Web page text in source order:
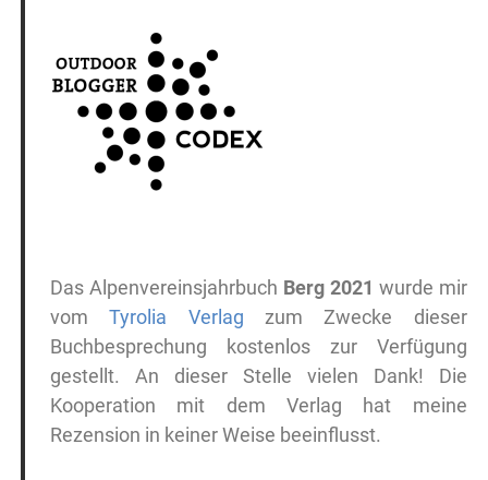
Das Alpenvereinsjahrbuch Berg 2021 wurde mir
vomTyrolia Verlag zum Zwecke dieser
Buchbesprechung kostenlos zur Verfügung
gestellt. An dieser Stelle vielen Dank! Die
Kooperation mit dem Verlag hat meine
Rezension in keiner Weise beeinflusst.